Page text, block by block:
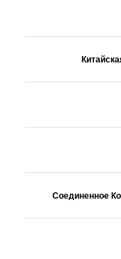
Соединенное